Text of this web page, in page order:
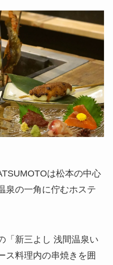
は松本の中心
泉の一角に佇むホステ
「新三よし 浅間温泉い
ス料理内の串焼きを囲